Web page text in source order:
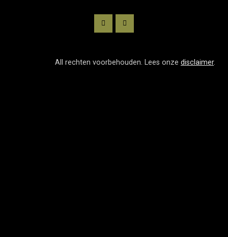
All rechten voorbehouden. Lees onze disclaimer.